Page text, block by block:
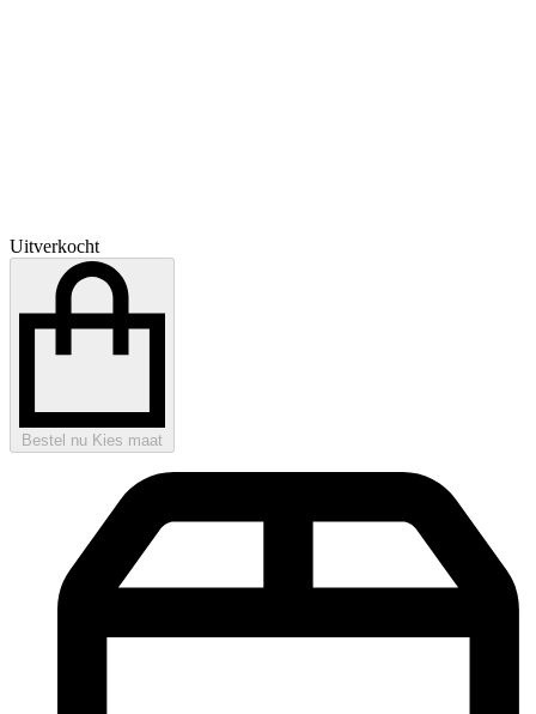
Uitverkocht
Bestel nu Kies maat